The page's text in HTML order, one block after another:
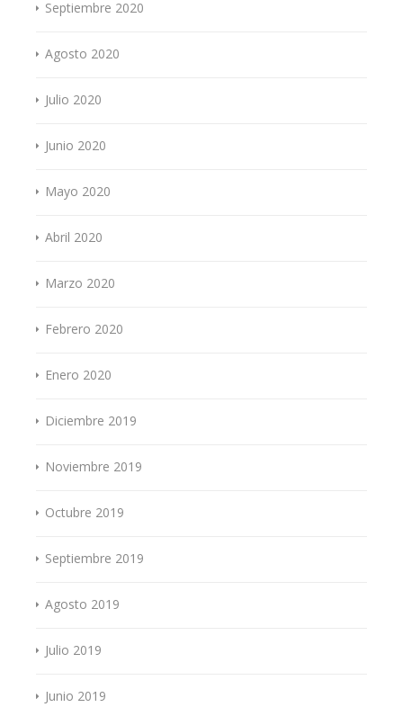
Septiembre 2020
Agosto 2020
Julio 2020
Junio 2020
Mayo 2020
Abril 2020
Marzo 2020
Febrero 2020
Enero 2020
Diciembre 2019
Noviembre 2019
Octubre 2019
Septiembre 2019
Agosto 2019
Julio 2019
Junio 2019